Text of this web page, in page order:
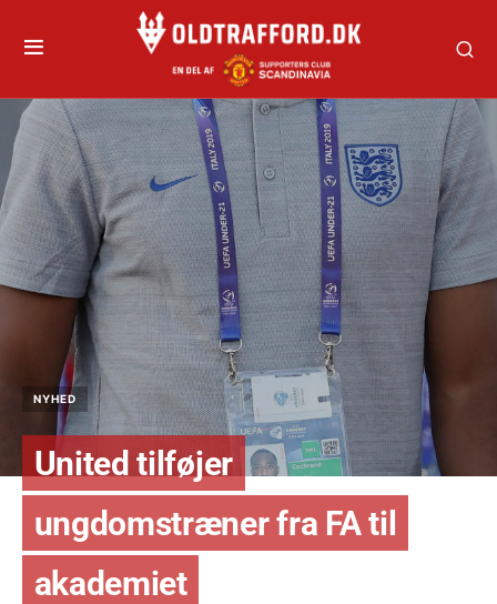
NYHED
United tilføjer
ungdomstræner fra FA til
akademiet